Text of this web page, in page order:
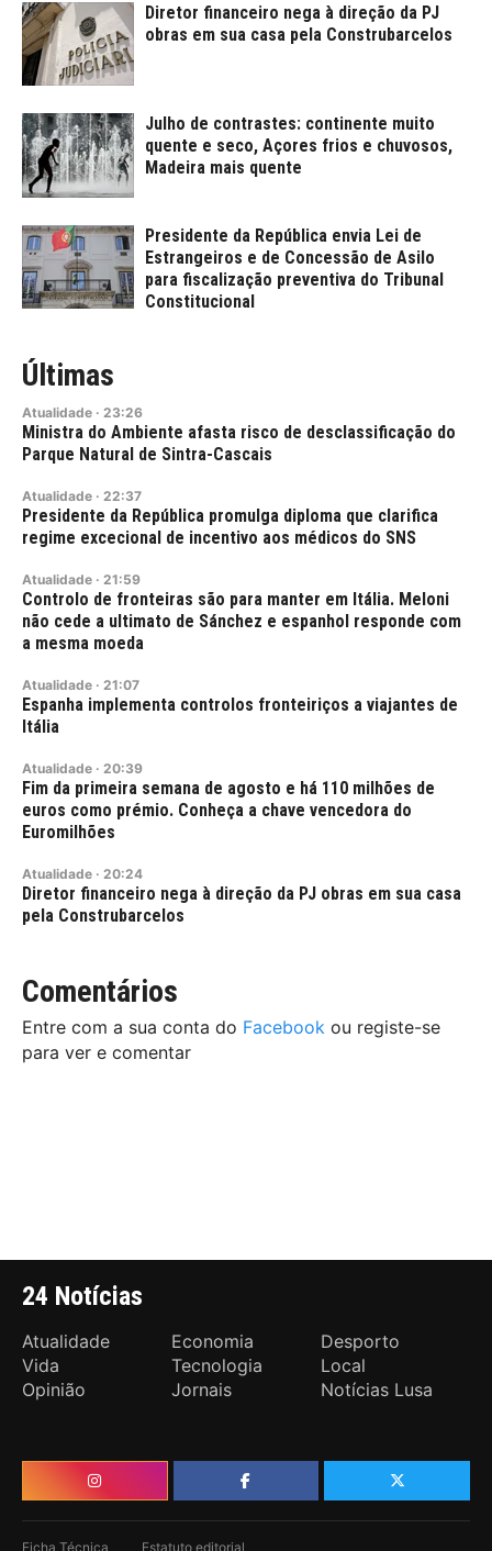
Diretor financeiro nega à direção da PJ
obras em sua casa pela Construbarcelos
Julho de contrastes: continente muito
quente e seco, Açores frios e chuvosos,
Madeira mais quente
Presidente da República envia Lei de
Estrangeiros e de Concessão de Asilo
para fiscalização preventiva do Tribunal
Constitucional
Últimas
Atualidade · 23:26
Ministra do Ambiente afasta risco de desclassificação do
Parque Natural de Sintra-Cascais
Atualidade · 22:37
Presidente da República promulga diploma que clarifica
regime excecional de incentivo aos médicos do SNS
Atualidade · 21:59
Controlo de fronteiras são para manter em Itália. Meloni
não cede a ultimato de Sánchez e espanhol responde com
a mesma moeda
Atualidade · 21:07
Espanha implementa controlos fronteiriços a viajantes de
Itália
Atualidade · 20:39
Fim da primeira semana de agosto e há 110 milhões de
euros como prémio. Conheça a chave vencedora do
Euromilhões
Atualidade · 20:24
Diretor financeiro nega à direção da PJ obras em sua casa
pela Construbarcelos
Comentários
Entre com a sua conta do Facebook ou registe-se
para ver e comentar
24 Notícias
Atualidade Economia
Desporto
Vida
Tecnologia
Local
Opinião
Jornais Notícias Lusa
Ficha Técnica Estatuto editorial